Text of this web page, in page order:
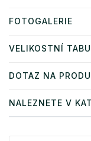
FOTOGALERIE
VELIKOSTNÍ
DOTAZ NA
NALEZNETE V